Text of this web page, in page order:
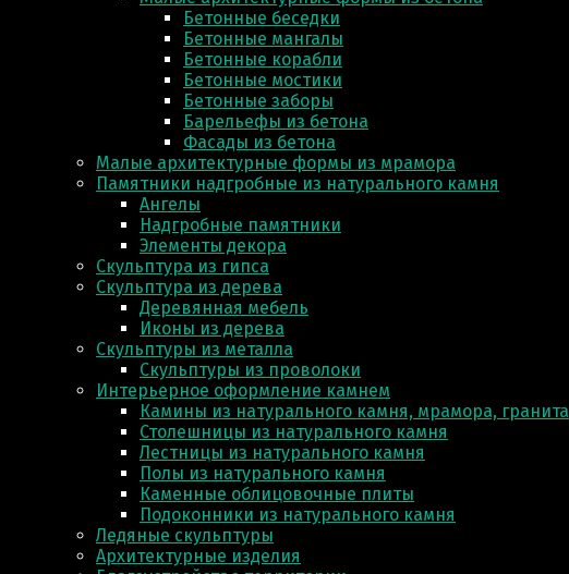
Бетонные беседки
Бетонные мангалы
Бетонные корабли
Бетонные мостики
Бетонные заборы
Барельефы из бетона
Фасады из бетона
Малые архитектурные формы из мрамора
Памятники надгробные из натурального камня
Ангелы
Надгробные памятники
Элементы декора
Скульптура из гипса
Скульптура из деревa
Деревянная мебель
Иконы из дерева
Скульптуры из металла
Скульптуры из проволоки
Интерьерное оформление камнем
Камины из натурального камня, мрамора, гранита
Столешницы из натурального камня
Лестницы из натурального камня
Полы из натурального камня
Каменные облицовочные плиты
Подоконники из натурального камня
Ледяные скульптуры
Архитектурные изделия